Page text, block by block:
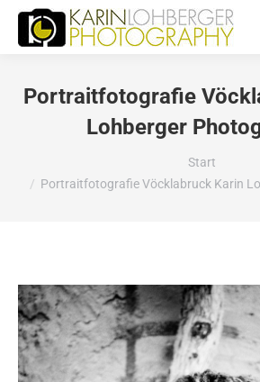
Portraitfotografie
Lohberger
Start
Portraitfotografie Vöcklabruck Karin